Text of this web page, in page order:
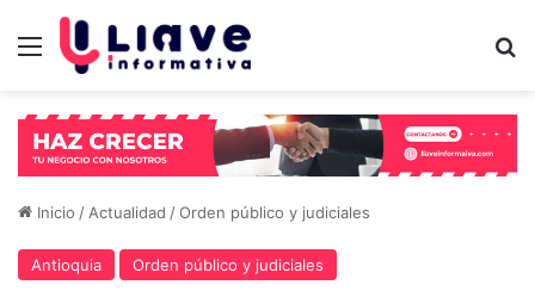
Menú
Inicio / Actualidad /Orden público y judiciales
Antioquia Orden público y judiciales